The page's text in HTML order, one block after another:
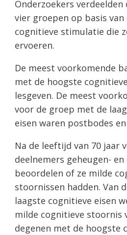
Onderzoekers verdeelden
vier groepen op basis van
cognitieve stimulatie die
ervoeren.
De meest voorkomende
met de hoogste
lesgeven. De meest
voor de groep met de
eisen waren postbodes
Na de leeftijd van 70 jaar
deelnemers geheugen-
beoordelen of ze milde
stoornissen hadden. Van
laagste cognitieve eisen
milde cognitieve stoornis
degenen met de hoogste